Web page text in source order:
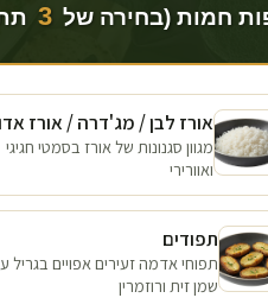
חמות (בחירה של 3
אורז לבן / מג'דרה / אורז
מגוון סגנונות של אורז בסמטי חגיגי
ואוורירי
תפודים
תפוחי אדמה זעירים אפויים בגריל
שמן זית ורוזמרין